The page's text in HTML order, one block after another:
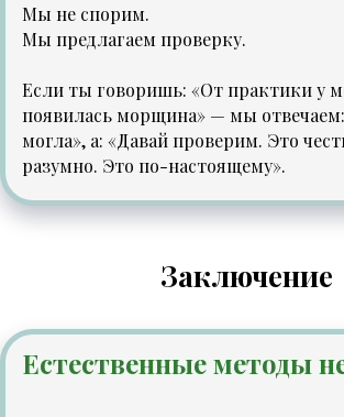
Мы не спорим.
Мы предлагаем проверку.
Если ты говоришь: «От практики у
появилась морщина» — мы отвечаем:
могла», а: «Давай проверим. Это
разумно. Это по-настоящему».
Заключение
Естественные методы